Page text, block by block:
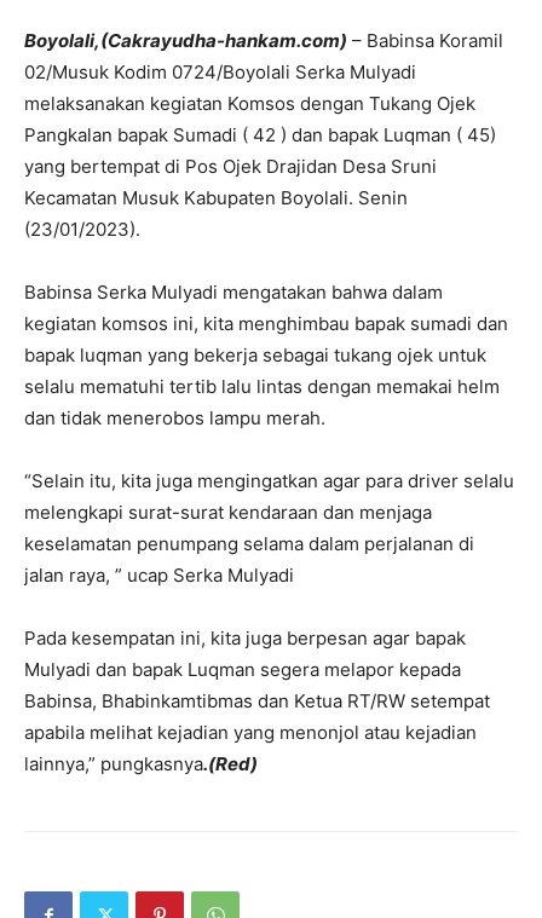
Boyolali,(Cakrayudha-hankam.com) – Babinsa Koramil
02/Musuk Kodim 0724/Boyolali Serka Mulyadi
melaksanakan kegiatan Komsos dengan Tukang Ojek
Pangkalan bapak Sumadi ( 42 ) dan bapak Luqman ( 45)
yang bertempat di Pos Ojek Drajidan Desa Sruni
Kecamatan Musuk Kabupaten Boyolali. Senin
(23/01/2023).
Babinsa Serka Mulyadi mengatakan bahwa dalam
kegiatan komsos ini, kita menghimbau bapak sumadi dan
bapak luqman yang bekerja sebagai tukang ojek untuk
selalu mematuhi tertib lalu lintas dengan memakai helm
dan tidak menerobos lampu merah.
“Selain itu, kita juga mengingatkan agar para driver selalu
melengkapi surat-surat kendaraan dan menjaga
keselamatan penumpang selama dalam perjalanan di
jalan raya, ” ucap Serka Mulyadi
Pada kesempatan ini, kita juga berpesan agar bapak
Mulyadi dan bapak Luqman segera melapor kepada
Babinsa, Bhabinkamtibmas dan Ketua RT/RW setempat
apabila melihat kejadian yang menonjol atau kejadian
lainnya,” pungkasnya.(Red)